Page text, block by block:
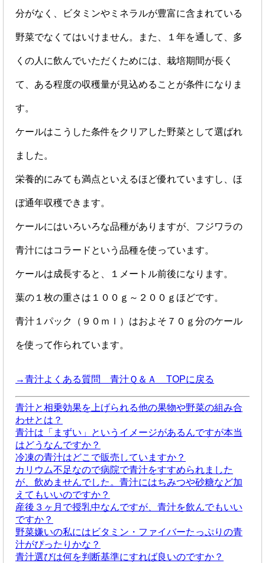
分がなく、ビタミンやミネラルが豊富に含まれている
野菜でなくてはいけません。また、１年を通して、多
くの人に飲んでいただくためには、栽培期間が長く
て、ある程度の収穫量が見込めることが条件になりま
す。
ケールはこうした条件をクリアした野菜として選ばれ
ました。
栄養的にみても満点といえるほど優れていますし、ほ
ぼ通年収穫できます。
ケールにはいろいろな品種がありますが、フジワラの
青汁にはコラードという品種を使っています。
ケールは成長すると、１メートル前後になります。
葉の１枚の重さは１００ｇ～２００ｇほどです。
青汁１パック（９０ｍｌ）はおよそ７０ｇ分のケール
を使って作られています。
→青汁よくある質問 青汁Ｑ＆Ａ TOPに戻る
青汁と相乗効果を上げられる他の果物や野菜の組み合
わせとは？
青汁は「まずい」というイメージがあるんですが本当
はどうなんですか？
冷凍の青汁はどこで販売していますか？
カリウム不足なので病院で青汁をすすめられました
が、飲めませんでした。青汁にはちみつや砂糖など加
えてもいいのですか？
産後３ヶ月で授乳中なんですが、青汁を飲んでもいい
ですか？
野菜嫌いの私にはビタミン・ファイバーたっぷりの青
汁がぴったりかな？
青汁選びは何を判断基準にすれば良いのですか？